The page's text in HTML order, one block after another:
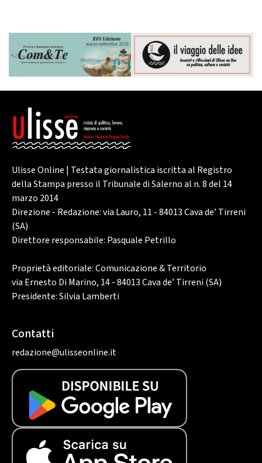
Ulisse Online | Testata giornalistica iscritta al Registro
della Stampa presso il Tribunale di Salerno al n. 8 del 14
marzo 2014
Direzione - Redazione: via Lauro, 11 - 84013 Cava de’ Tirreni
(SA)
Direttore responsabile: Pasquale Petrillo
Proprietà editoriale: Comunicazione & Territorio
via Ernesto Di Marino, 14 - 84013 Cava de’ Tirreni (SA)
Presidente: Silvia Lamberti
Contatti
redazione@ulisseonline.it